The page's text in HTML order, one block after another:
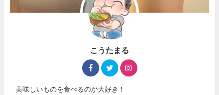
こうたまる
美味しいものを食べるのが大好き！